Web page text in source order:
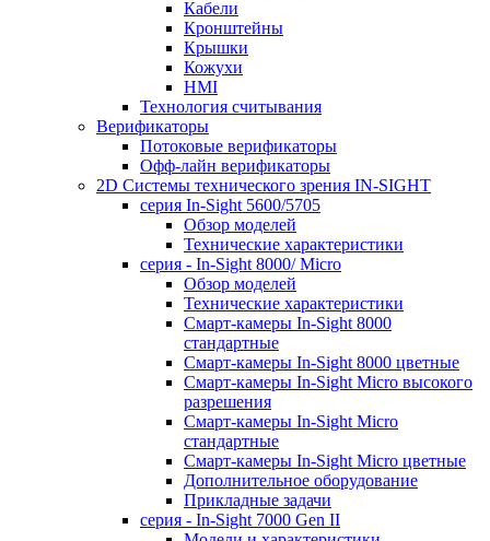
Кабели
Кронштейны
Крышки
Кожухи
HMI
Технология считывания
Верификаторы
Потоковые верификаторы
Офф-лайн верификаторы
2D Системы технического зрения IN-SIGHT
серия In-Sight 5600/5705
Обзор моделей
Технические характеристики
серия - In-Sight 8000/ Micro
Обзор моделей
Технические характеристики
Смарт-камеры In-Sight 8000
стандартные
Смарт-камеры In-Sight 8000 цветные
Смарт-камеры In-Sight Micro высокого
разрешения
Cмарт-камеры In-Sight Micro
cтандартные
Cмарт-камеры In-Sight Micro цветные
Дополнительное оборудование
Прикладные задачи
cерия - In-Sight 7000 Gen II